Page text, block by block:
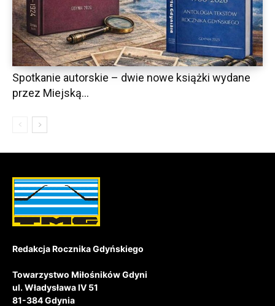
Spotkanie autorskie – dwie nowe książki wydane
przez Miejską...
Redakcja Rocznika Gdyńskiego
Towarzystwo Miłośników Gdyni
ul. Władysława IV 51
81-384 Gdynia